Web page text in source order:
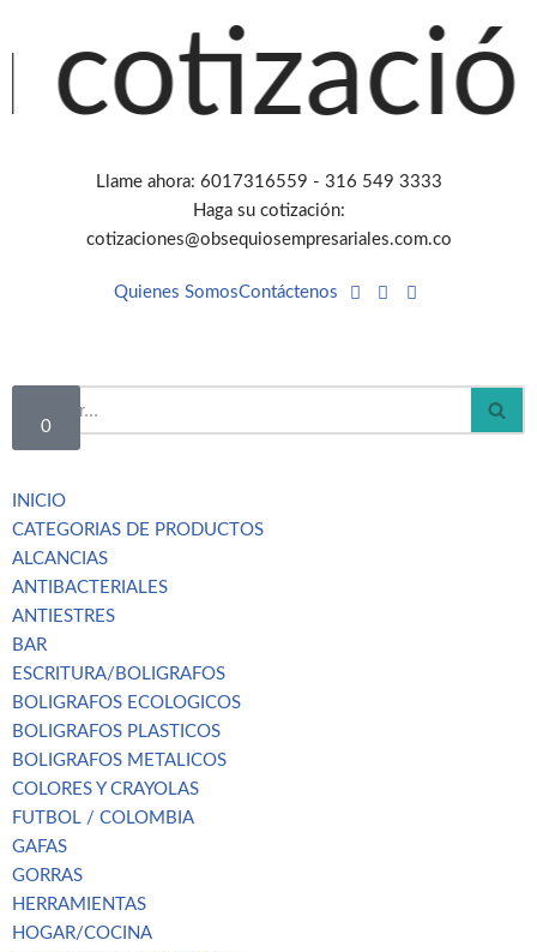
Saltar
Llame ahora: 6017316559 - 316 549 3333
Haga su cotización:
cotizaciones@obsequiosempresariales.com.co
Quienes SomosContáctenos
0
INICIO
CATEGORIAS DE PRODUCTOS
ALCANCIAS
ANTIBACTERIALES
ANTIESTRES
BAR
ESCRITURA/BOLIGRAFOS
BOLIGRAFOS ECOLOGICOS
BOLIGRAFOS PLASTICOS
BOLIGRAFOS METALICOS
COLORES Y CRAYOLAS
FUTBOL / COLOMBIA
GAFAS
GORRAS
HERRAMIENTAS
HOGAR/COCINA